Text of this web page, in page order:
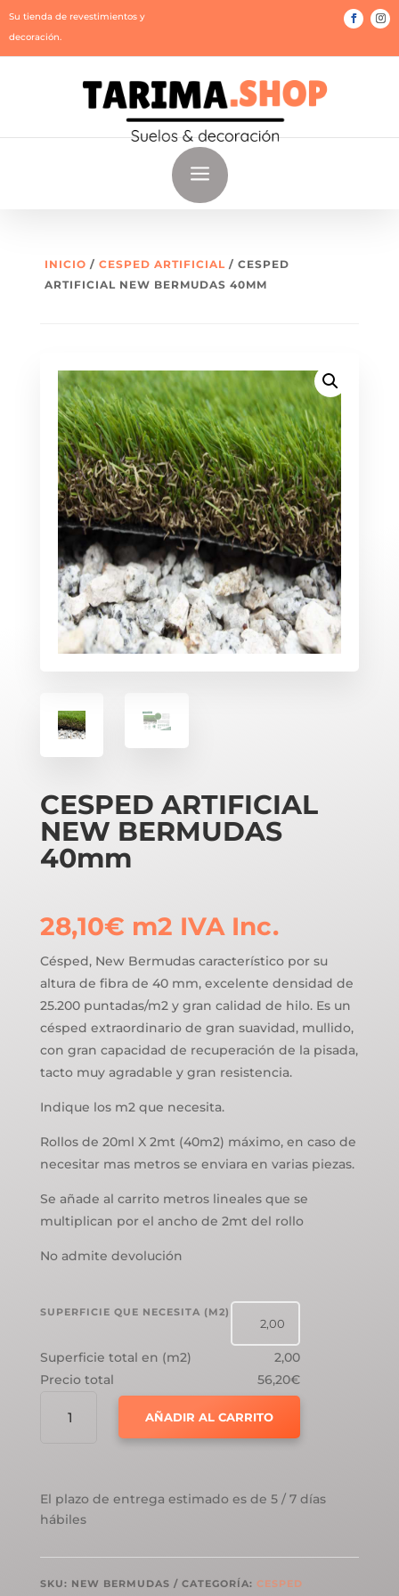
Su tienda de revestimientos y
decoración.
a
INICIO / CESPED ARTIFICIAL/ CESPED
ARTIFICIAL NEW BERMUDAS 40MM
CESPED ARTIFICIAL
NEW BERMUDAS
40mm
28,10€ m2 IVA Inc.
Césped, New Bermudas característico por su
altura de fibra de 40 mm, excelente densidad de
25.200 puntadas/m2 y gran calidad de hilo. Es un
césped extraordinario de gran suavidad, mullido,
con gran capacidad de recuperación de la pisada,
tacto muy agradable y gran resistencia.
Indique los m2 que necesita.
Rollos de 20ml X 2mt (40m2) máximo, en caso de
necesitar mas metros se enviara en varias piezas.
Se añade al carrito metros lineales que se
multiplican por el ancho de 2mt del rollo
No admite devolución
SUPERFICIE QUE NECESITA (M2)
Superficie total en (m2)
2,00
Precio total
56,20€
ARTIFICIAL
CANTIDAD
AÑADIR AL CARRITO
El plazo de entrega estimado es de 5 / 7 días
hábiles
SKU: NEW BERMUDAS CATEGORÍA: CESPED